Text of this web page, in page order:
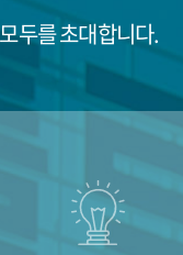
두를 초대합니다.